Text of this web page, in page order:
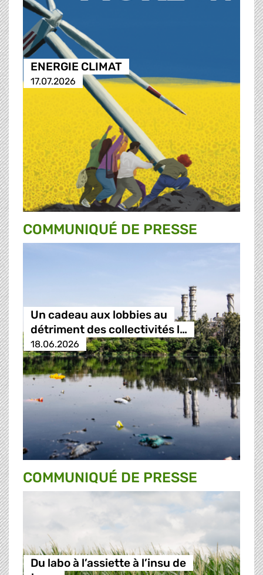
ENERGIE CLIMAT
17.07.2026
COMMUNIQUÉ DE PRESSE
Un cadeau aux lobbies au
détriment des collectivités l…
18.06.2026
COMMUNIQUÉ DE PRESSE
Du labo à l’assiette à l’insu de